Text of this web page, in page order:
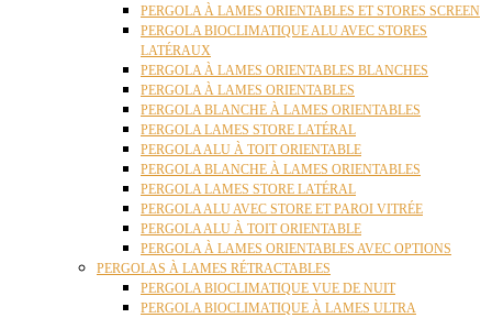
PERGOLA À LAMES ORIENTABLES ET STORES SCREEN
PERGOLA BIOCLIMATIQUE ALU AVEC STORES
LATÉRAUX
PERGOLA À LAMES ORIENTABLES BLANCHES
PERGOLA À LAMES ORIENTABLES
PERGOLA BLANCHE À LAMES ORIENTABLES
PERGOLA LAMES STORE LATÉRAL
PERGOLA ALU À TOIT ORIENTABLE
PERGOLA BLANCHE À LAMES ORIENTABLES
PERGOLA LAMES STORE LATÉRAL
PERGOLA ALU AVEC STORE ET PAROI VITRÉE
PERGOLA ALU À TOIT ORIENTABLE
PERGOLA À LAMES ORIENTABLES AVEC OPTIONS
PERGOLAS À LAMES RÉTRACTABLES
PERGOLA BIOCLIMATIQUE VUE DE NUIT
PERGOLA BIOCLIMATIQUE À LAMES ULTRA